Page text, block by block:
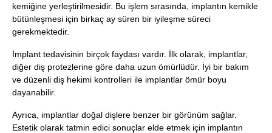
kemiğine yerleştirilmesidir. Bu işlem sırasında, implantın kemikle
bütünleşmesi için birkaç ay süren bir iyileşme süreci
gerekmektedir.
İmplant tedavisinin birçok faydası vardır. İlk olarak, implantlar,
diğer diş protezlerine göre daha uzun ömürlüdür. İyi bir bakım
ve düzenli diş hekimi kontrolleri ile implantlar ömür boyu
dayanabilir.
Ayrıca, implantlar doğal dişlere benzer bir görünüm sağlar.
Estetik olarak tatmin edici sonuçlar elde etmek için implantın